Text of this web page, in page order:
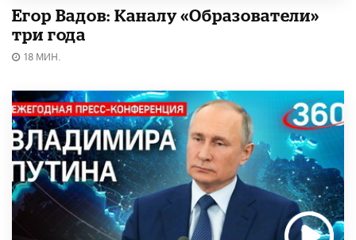
Егор Вадов: Каналу «Образователи»
три года
18 МИН.